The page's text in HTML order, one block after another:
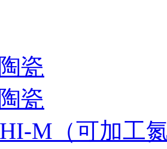
瓷
瓷
HI-M（可加工